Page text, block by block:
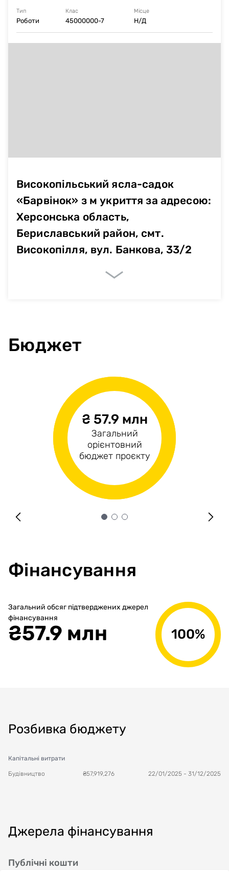
громада із європейськими стандартами відновлення
інфраструктури та будівництва»
Тип
Роботи
Клас
45000000-7
Місце
Н/Д
Високопільський ясла-садок
«Барвінок» з м укриття за адресою:
Херсонська область,
Бериславський район, смт.
Високопілля, вул. Банкова, 33/2
Бюджет
₴ 57.9 млн
Загальний
орієнтовний
бюджет проєкту
₴57.9 млн
Капітальні витрати
н/д
Операційні
витрати
Фінансування
Загальний обсяг підтверджених джерел
фінансування
₴57.9 млн 100%
Розбивка бюджету
Капітальні витрати
Будівництво ₴57,919,276 22/01/2025 - 31/12/2025
Джерела фінансування
Публічні кошти